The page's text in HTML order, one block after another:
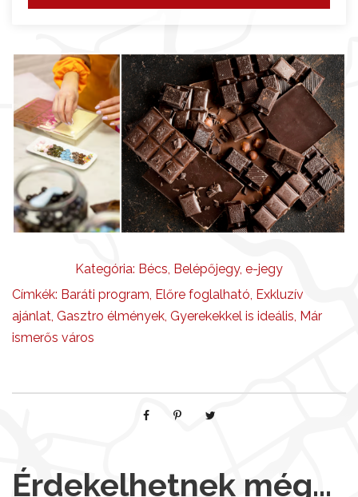
r
p
m
e
n
y
i
Kategória: Bécs Belépőjegy, e-jegy
Címkék: Baráti program Előre foglalható Exkluzív
ajánlat Gasztro élmények Gyerekekkel is ideális Már
ismerős város
Érdekelhetnek még…